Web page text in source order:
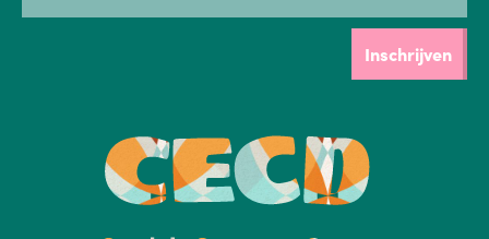
Inschrijven